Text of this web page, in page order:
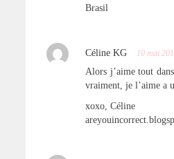
Brasil
Céline KG 10 mai
Alors j’aime tout
vraiment, je l’aime a
xoxo, Céline